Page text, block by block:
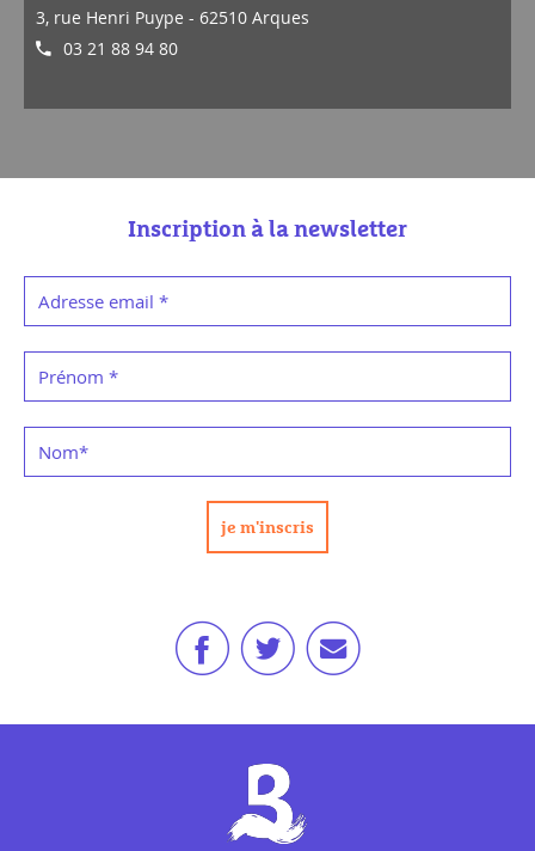
3, rue Henri Puype - 62510 Arques
03 21 88 94 80
Inscription à la newsletter
Adresse email *
Prénom *
Nom*